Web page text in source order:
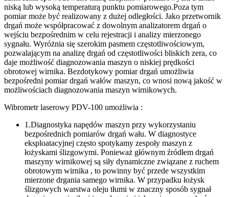
niską lub wysoką temperaturą punktu pomiarowego.Poza tym
pomiar może być realizowany z dużej odległości. Jako przetwornik
drgań może współpracować z dowolnym analizatorem drgań o
wejściu bezpośrednim w celu rejestracji i analizy mierzonego
sygnału. Wyróżnia się szerokim pasmem częstotliwościowym,
pozwalającym na analizę drgań od częstotliwości bliskich zera, co
daje możliwość diagnozowania maszyn o niskiej prędkości
obrotowej wirnika. Bezdotykowy pomiar drgań umożliwia
bezpośredni pomiar drgań wałów maszyn, co wnosi nową jakość w
możliwościach diagnozowania maszyn wirnikowych.
Wibrometr laserowy PDV-100 umożliwia :
1.Diagnostyka napędów maszyn przy wykorzystaniu
bezpośrednich pomiarów drgań wału. W diagnostyce
eksploatacyjnej często spotykamy zespoły maszyn z
łożyskami ślizgowymi. Ponieważ głównym źródłem drgań
maszyny wirnikowej są siły dynamiczne związane z ruchem
obrotowym wirnika , to powinny być przede wszystkim
mierzone drgania samego wirnika. W przypadku łożysk
ślizgowych warstwa oleju tłumi w znaczny sposób sygnał